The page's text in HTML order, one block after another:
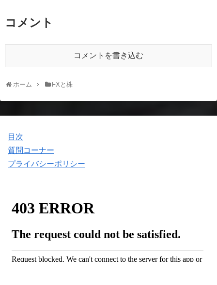
コメント
コメントを書き込む
ホーム FXと株
目次
質問コーナー
プライバシーポリシー